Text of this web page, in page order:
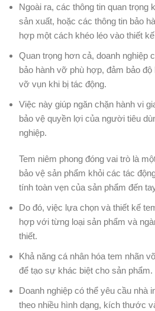
Ngoài ra, các thông tin quan trọng
sản xuất, hoặc các thông tin bảo
hợp một cách khéo léo vào thiết
Quan trọng hơn cả, doanh nghiệp
bảo hành vỡ phù hợp, đảm bảo
vỡ vụn khi bị tác động.
Việc này giúp ngăn chặn hành vi
bảo vệ quyền lợi của người tiêu
nghiệp.
Tem niêm phong đóng vai trò là
bảo vệ sản phẩm khỏi các tác
tính toàn vẹn của sản phẩm đến
Do đó, việc lựa chọn và thiết kế
hợp với từng loại sản phẩm và
thiết.
Khả năng cá nhân hóa tem nhãn
để tạo sự khác biệt cho sản phẩm.
Doanh nghiệp có thể yêu cầu nhà
theo nhiều hình dạng, kích thước